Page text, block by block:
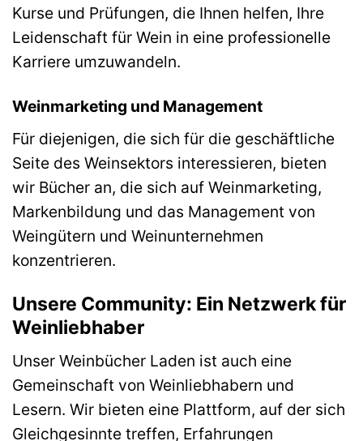
Kurse und Prüfungen, die Ihnen helfen, Ihre
Leidenschaft für Wein in eine professionelle
Karriere umzuwandeln.
Weinmarketing und Management
Für diejenigen, die sich für die geschäftliche
Seite des Weinsektors interessieren, bieten
wir Bücher an, die sich auf Weinmarketing,
Markenbildung und das Management von
Weingütern und Weinunternehmen
konzentrieren.
Unsere Community: Ein Netzwerk für
Weinliebhaber
Unser Weinbücher Laden ist auch eine
Gemeinschaft von Weinliebhabern und
Lesern. Wir bieten eine Plattform, auf der sich
Gleichgesinnte treffen, Erfahrungen